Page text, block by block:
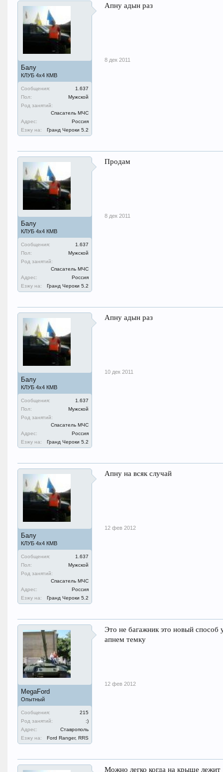
Балу
КЛУБ 4х4 КМВ
Сообщения:
1.637
Пол:
Мужской
Род занятий:
Спасатель МЧС
Адрес:
Россия
Езжу на:
Гранд Чероки 5.2
Апну адын раз
8 дек 2011
Балу
КЛУБ 4х4 КМВ
Сообщения:
1.637
Пол:
Мужской
Род занятий:
Спасатель МЧС
Адрес:
Россия
Езжу на:
Гранд Чероки 5.2
Продам
8 дек 2011
Балу
КЛУБ 4х4 КМВ
Сообщения:
1.637
Пол:
Мужской
Род занятий:
Спасатель МЧС
Адрес:
Россия
Езжу на:
Гранд Чероки 5.2
Апну адын раз
10 дек 2011
Балу
КЛУБ 4х4 КМВ
Сообщения:
1.637
Пол:
Мужской
Род занятий:
Спасатель МЧС
Адрес:
Россия
Езжу на:
Гранд Чероки 5.2
Апну на всяк случай
12 фев 2012
MegaFord
Опытный
Сообщения:
215
Род занятий:
:)
Адрес:
Ставрополь
Езжу на:
Ford Ranger, RRS
Это не багажник это новый
апнем темку
12 фев 2012
Можно легко когда на крыше лежит